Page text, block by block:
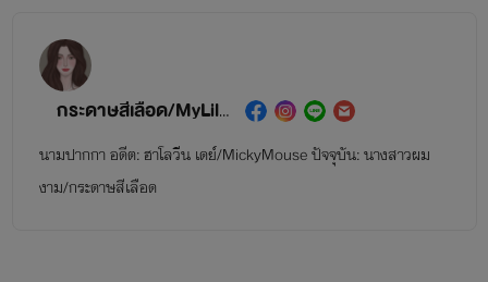
กระดาษสีเลือด/MyLilPaws/นางสาวผมงาม
นามปากกา อดีต: ฮาโลวีน เดย์/MickyMouse ปัจจุบัน: นางสาวผม
งาม/กระดาษสีเลือด